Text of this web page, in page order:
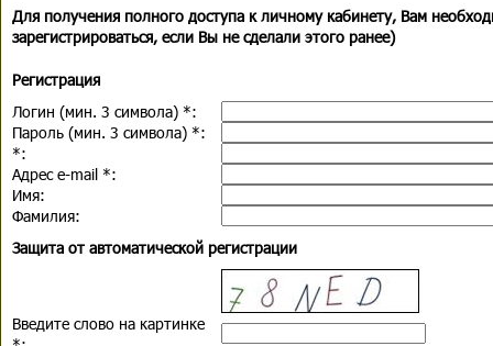
Для получения полного доступа к личному кабинету, Вам
зарегистрироваться, если Вы не сделали этого ранее)
Регистрация
Логин (мин. 3 символа) *:
Пароль (мин. 3 символа) *:
*:
Адрес e-mail *:
Имя:
Фамилия:
Защита от автоматической регистрации
Введите слово на картинке